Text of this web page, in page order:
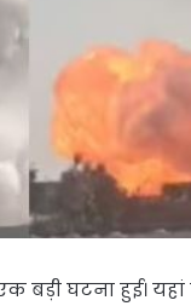
बड़ी घटना हुई।